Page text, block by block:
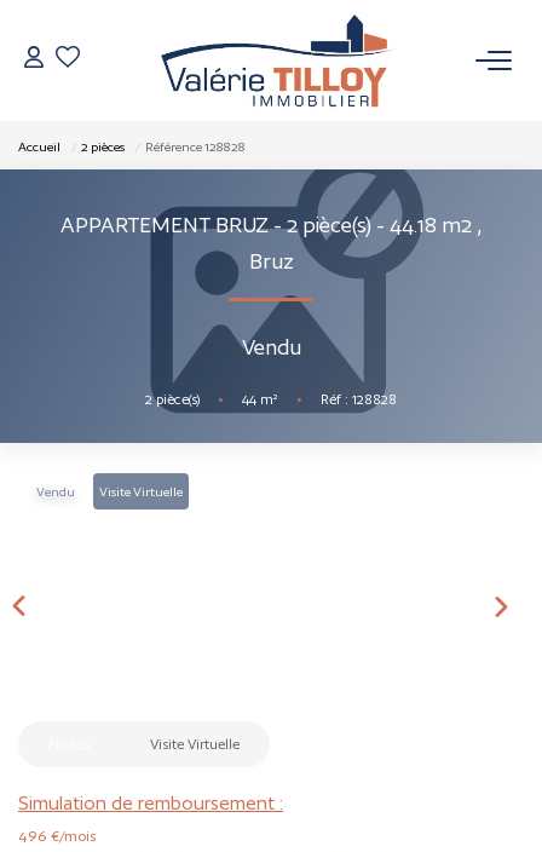
À Vendre
Vendus
VENDRE
Qui Sommes Nous
Accueil 2 pièces Référence 128828
APPARTEMENT BRUZ - 2 pièce(s) - 44.18 m2 ,
Bruz
Vendu
2pièce(s) • 44 m² • Réf : 128828
Vendu Visite Virtuelle
Simulation de remboursement :
496 €/mois
Visite Virtuelle